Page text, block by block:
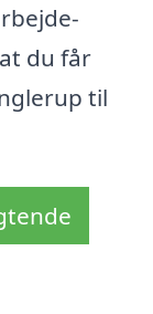
du får
til